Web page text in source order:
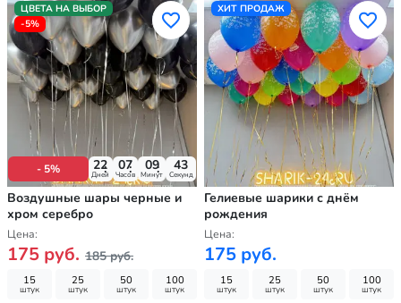
ЦВЕТА НА ВЫБОР
-5%
- 5% 22
Дней
07
Часов
09
Минут
41
Секунд
Воздушные шары черные и
хром серебро
Цена:
175 руб. 185 руб.
15
штук
25
штук
50
штук
100
штук
ХИТ ПРОДАЖ
Гелиевые шарики с днём
рождения
Цена:
175 руб.
15
штук
25
штук
50
штук
100
штук